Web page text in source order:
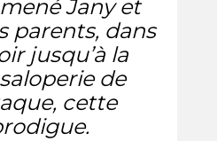
Jany et
parents, dans
jusqu’à la
de
cette